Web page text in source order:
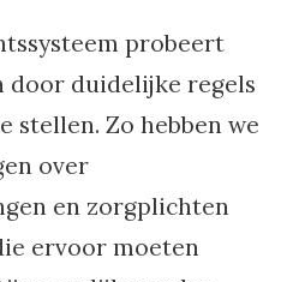
probeert
door duidelijke regels
stellen. Zo hebben we
over
en zorgplichten
ervoor moeten